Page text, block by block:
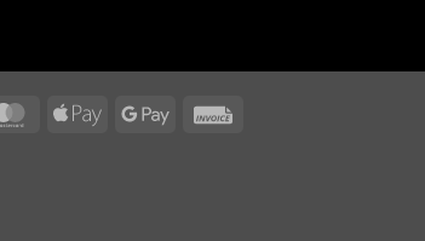
MasterCardApple
Google